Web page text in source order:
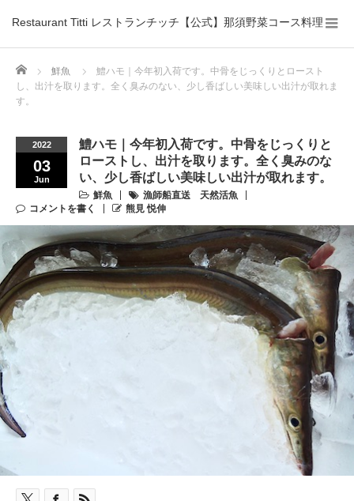
Restaurant Titti レストランチッチ【公式】那須野菜コース料理
Home 鮮魚
鱧ハモ｜今年初入荷です。中骨をじっくりとロースト
し、出汁を取ります。全く臭みのない、少し香ばしい美味しい出汁が取れま
す。
2022
03
Jun
鱧ハモ｜今年初入荷です。中骨をじっくりと
ローストし、出汁を取ります。全く臭みのな
い、少し香ばしい美味しい出汁が取れます。
鮮魚
漁師船直送 天然活魚
コメントを書く
熊見 悦伸